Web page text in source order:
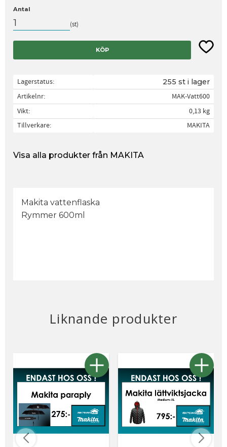
Antal
st
KÖP Lägg
Lagerstatus 255 st i lager
Artikelnr
MAK-Vatt600
Vikt
0,13 kg
Tillverkare
MAKITA
Visa alla produkter från MAKITA
Makita vattenflaska
Rymmer 600ml
Liknande produkter